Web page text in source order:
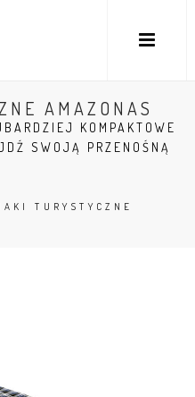
AMAZONAS
KOMPAKTOWE
SWOJĄ PRZENOŚNĄ
TURYSTYCZNE